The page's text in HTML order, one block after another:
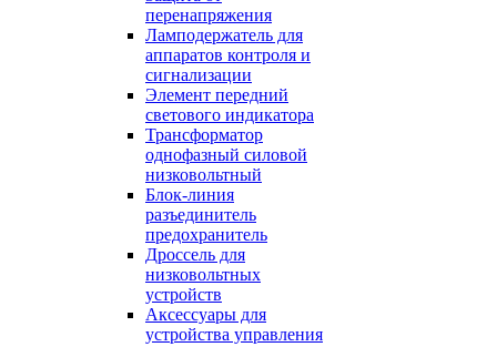
перенапряжения
Ламподержатель для
аппаратов контроля и
сигнализации
Элемент передний
светового индикатора
Трансформатор
однофазный силовой
низковольтный
Блок-линия
разъединитель
предохранитель
Дроссель для
низковольтных
устройств
Аксессуары для
устройства управления